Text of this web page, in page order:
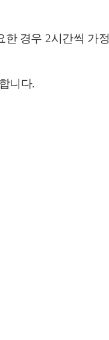
한 경우 2시간씩 가정
니다.